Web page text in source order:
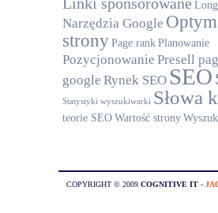
Linki sponsorowane
Narzędzia Google
stronyPage rankPlanowanie
Pozycjonowanie Presell
google Rynek SEO SEO
Statystyki wyszukiwarki Słowa
teorie SEOWartość strony
COPYRIGHT © 2009 COGNITIVE IT -